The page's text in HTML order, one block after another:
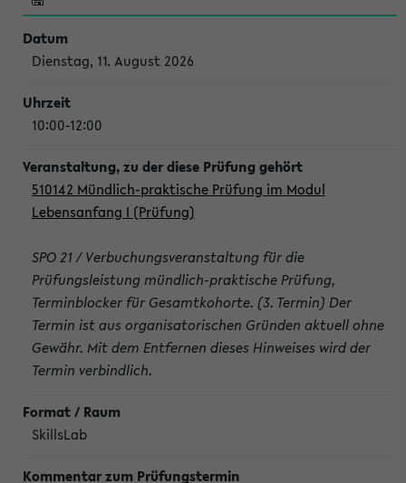
Dienstag, 11. August 2026
10:00-12:00
510142 Mündlich-praktische Prüfung im Modul
Lebensanfang I (Prüfung)
SPO 21 / Verbuchungsveranstaltung für die
Prüfungsleistung mündlich-praktische Prüfung,
Terminblocker für Gesamtkohorte. (3. Termin) Der
Termin ist aus organisatorischen Gründen aktuell ohne
Gewähr. Mit dem Entfernen dieses Hinweises wird der
Termin verbindlich.
SkillsLab